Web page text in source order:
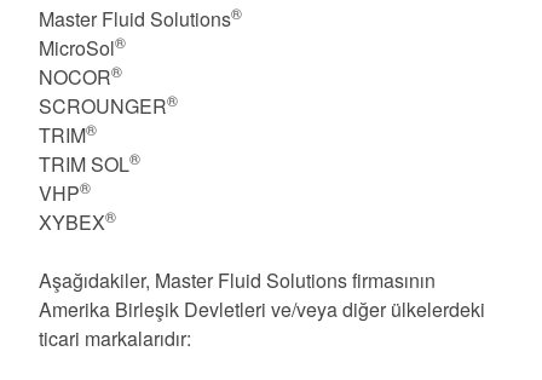
Master Fluid Solutions®
MicroSol®
NOCOR®
SCROUNGER®
TRIM®
TRIM SOL®
VHP®
XYBEX®
Aşağıdakiler, Master Fluid Solutions firmasının
Amerika Birleşik Devletleri ve/veya diğer ülkelerdeki
ticari markalarıdır: